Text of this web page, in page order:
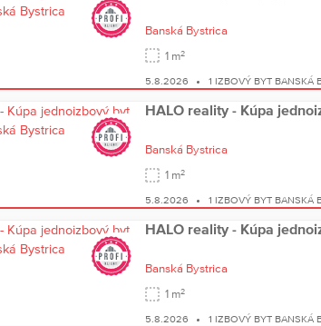
Banská Bystrica
1 m2
5.8.2026 1 IZBOVÝ BYT BANSKÁ
HALO reality - Kúpa
Banská Bystrica
1 m2
5.8.2026 1 IZBOVÝ BYT BANSKÁ
HALO reality - Kúpa
Banská Bystrica
1 m2
5.8.2026 1 IZBOVÝ BYT BANSKÁ